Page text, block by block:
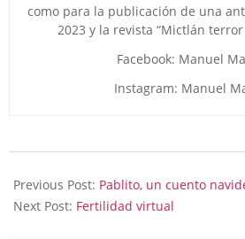
como para la publicación de una
2023 y la revista “Mictlán
Facebook: Manuel
Instagram: Manuel
12-
25
Previous Post: Pablito, un cuento
Next Post: Fertilidad virtual